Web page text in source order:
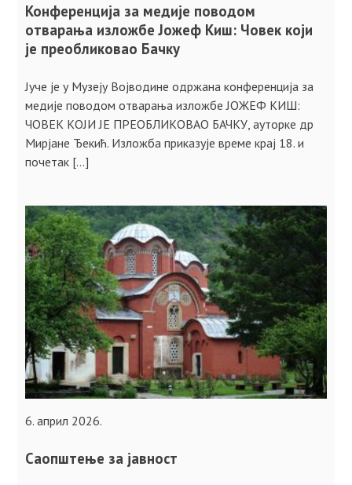
Конференција за медије поводом
отварања изложбе Јожеф Киш: Човек који
је преобликовао Бачку
Јуче је у Музеју Војводине одржана конференција за
медије поводом отварања изложбе ЈОЖЕФ КИШ:
ЧОВЕК КОЈИ ЈЕ ПРЕОБЛИКОВАО БАЧКУ, ауторке др
Мирјане Ђекић. Изложба приказује време крај 18. и
почетак […]
6. април 2026.
Саопштење за јавност